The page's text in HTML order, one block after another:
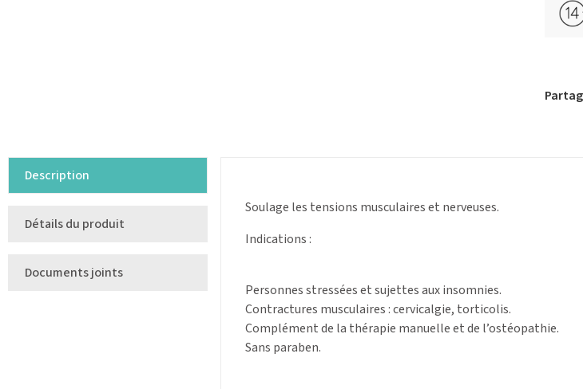
Description
Détails du produit
Documents joints
Soulage les tensions musculaires et nerveuses.
Indications :
Personnes stressées et sujettes aux insomnies.
Contractures musculaires : cervicalgie, torticolis.
Complément de la thérapie manuelle et de l’ostéopathie.
Sans paraben.